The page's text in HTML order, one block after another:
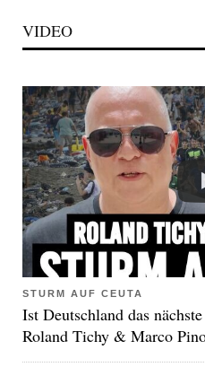
VIDEO
STURM AUF CEUTA
Ist Deutschland das
Roland Tichy & Marco